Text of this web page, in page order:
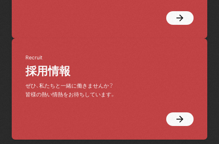
採用情報
Recruit
ぜひ、私たちと一緒に働きませんか？
皆様の熱い情熱をお待ちしています。